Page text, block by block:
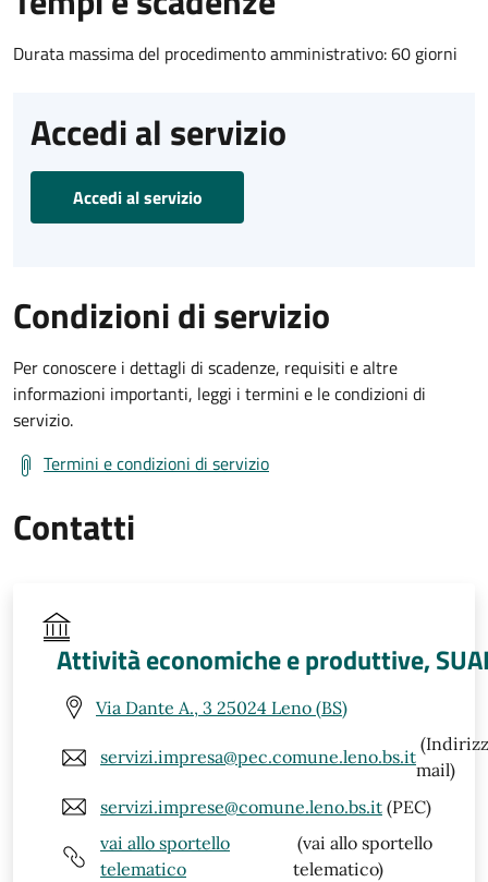
Durata massima del procedimento amministrativo: 60 giorni
Accedi al servizio
Accedi al servizio
Condizioni di servizio
Per conoscere i dettagli di scadenze, requisiti e altre
informazioni importanti, leggi i termini e le condizioni di
servizio.
Termini e condizioni di servizio
Contatti
Attività economiche e produttive,
Via Dante A., 3 25024 Leno (BS)
servizi.impresa@pec.comune.leno.bs.it
mail)
servizi.imprese@comune.leno.bs.it (PEC)
vai allo sportello
telematico
(vai allo sportello
telematico)